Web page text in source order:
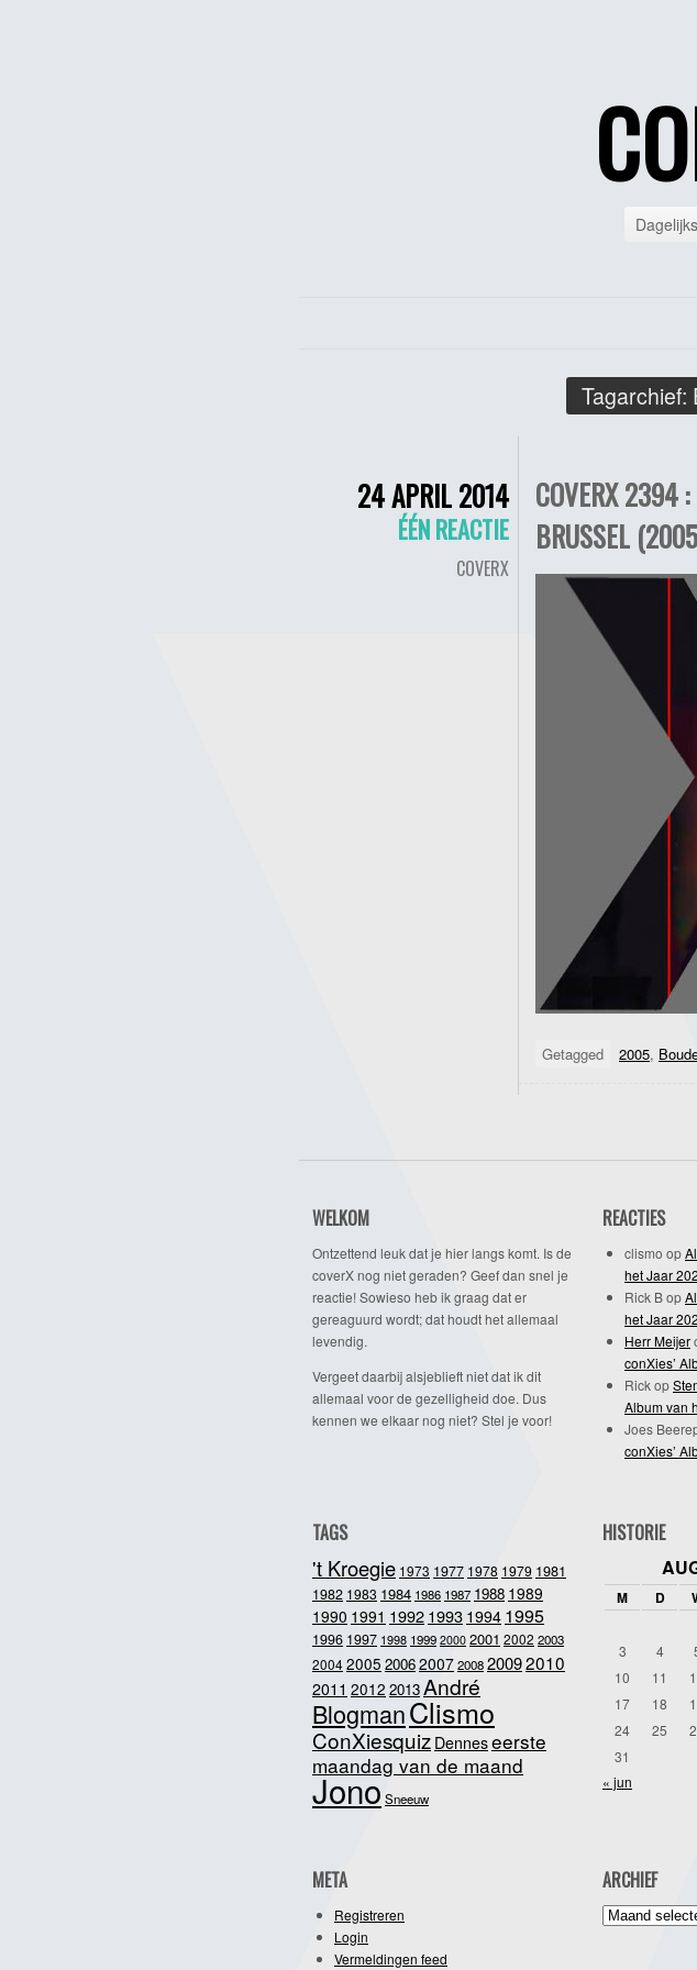
Tagarchief:
24 APRIL 2014
ÉÉN REACTIE
COVERX
COVERX 2394 :
BRUSSEL
Getagged 2005,
WELKOM
Ontzettend leuk dat je hier langs komt. Is de
coverX nog niet geraden? Geef dan snel je
reactie! Sowieso heb ik graag dat er
gereaguurd wordt; dat houdt het allemaal
levendig.
Vergeet daarbij alsjeblieft niet dat ik dit
allemaal voor de gezelligheid doe. Dus
kennen we elkaar nog niet? Stel je voor!
REACTIES
clismo op
het Jaar
Rick Bop
het Jaar
Herr Meijer
conXies’
Rickop
Album van
Joes
conXies’
TAGS
't Kroegie 1973 1977 1978 1979 1981
1982 1983 1984 1986 1987 1988 1989
1990 1991 19921993 1994 1995
1996 1997 1998 1999 2000 2001 2002 2003
20042005 20062007200820092010
2011 2012 2013André
BlogmanClismo
ConXiesquiz Denneseerste
maandag van de maand
JonoSneeuw
HISTORIE
M D
3
4
10
11
17
18
24
25
31
« jun
META
Registreren
Login
Vermeldingen feed
ARCHIEF
Archief